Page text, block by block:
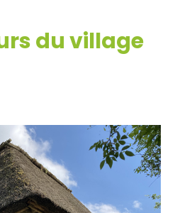
du village